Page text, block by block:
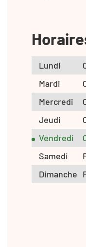
Lundi
Mardi
Mercredi
Jeudi
Vendredi
Samedi
Dimanche